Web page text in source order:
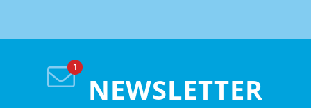
NEWSLETTER